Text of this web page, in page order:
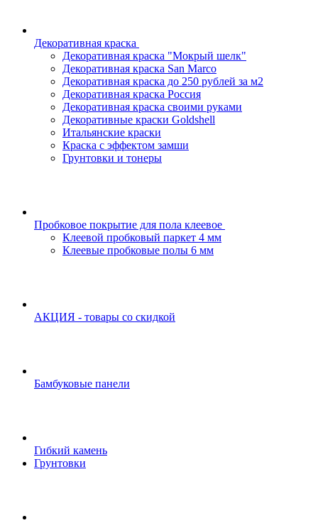
Декоративная краска
Декоративная краска "Мокрый шелк"
Декоративная краска San Marco
Декоративная краска до 250 рублей за м2
Декоративная краска Россия
Декоративная краска своими руками
Декоративные краски Goldshell
Итальянские краски
Краска с эффектом замши
Грунтовки и тонеры
Пробковое покрытие для пола клеевое
Клеевой пробковый паркет 4 мм
Клеевые пробковые полы 6 мм
АКЦИЯ - товары со скидкой
Бамбуковые панели
Гибкий камень
Грунтовки